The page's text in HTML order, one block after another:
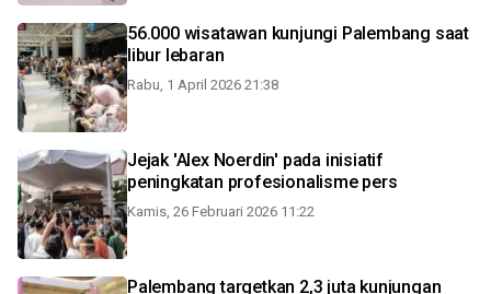
56.000 wisatawan kunjungi Palembang saat
libur lebaran
Rabu, 1 April 2026 21:38
Jejak 'Alex Noerdin' pada inisiatif
peningkatan profesionalisme pers
Kamis, 26 Februari 2026 11:22
Palembang targetkan 2,3 juta kunjungan